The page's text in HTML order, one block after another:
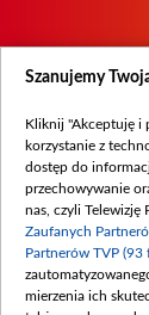
Szanujemy
Kliknij "Akceptuję i
korzystanie z
dostęp do
przechowywanie
nas, czyli Telewizję
Zaufanych
Partnerów TVP (93
mierzenia ich